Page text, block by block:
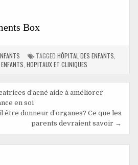
Box
TAGGED HÔPITAL DES ENFANTS,
, HOPITAUX ET CLINIQUES
d’acné aide à améliorer
en soi
être donneur d’organes? Ce que les
parents devraient savoir →